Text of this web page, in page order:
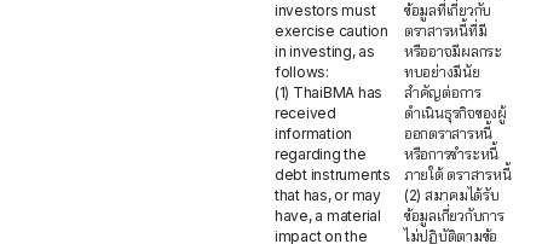
investors must
exercise caution
in investing, as
follows:
(1) ThaiBMA has
received
information
regarding the
debt instruments
that has, or may
have, a material
impact on the
ข้อมูลที่เกี่ยวกับ
ตราสารหนี้ที่มี
หรืออาจมีผลกระ
ทบอย่างมีนัย
สำคัญต่อการ
ดำเนินธุรกิจของผู้
ออกตราสารหนี้
หรือการชำระหนี้
ภายใต้ ตราสารหนี้
(2) สมาคมได้รับ
ข้อมูลเกี่ยวกับการ
ไม่ปฏิบัติตามข้อ